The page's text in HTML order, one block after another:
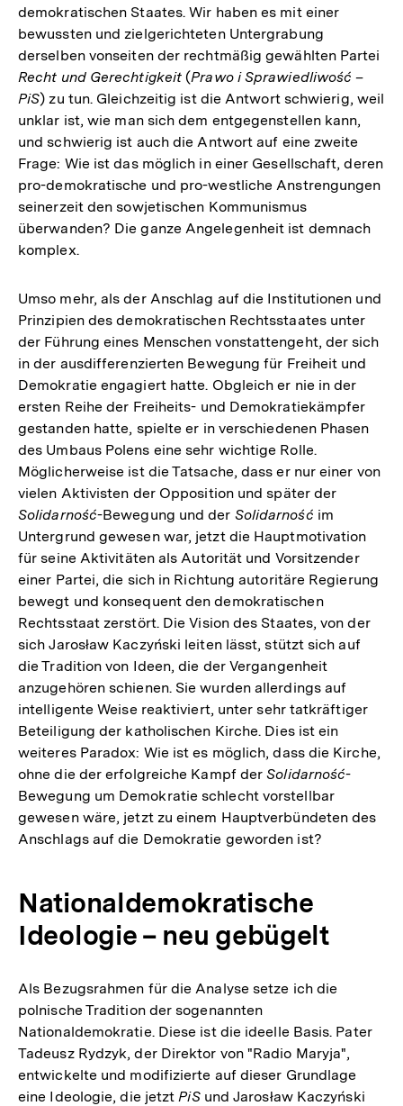
demokratischen Staates. Wir haben es mit einer
bewussten und zielgerichteten Untergrabung
derselben vonseiten der rechtmäßig gewählten Partei
Recht und Gerechtigkeit (Prawo i Sprawiedliwość –
PiS) zu tun. Gleichzeitig ist die Antwort schwierig, weil
unklar ist, wie man sich dem entgegenstellen kann,
und schwierig ist auch die Antwort auf eine zweite
Frage: Wie ist das möglich in einer Gesellschaft, deren
pro-demokratische und pro-westliche Anstrengungen
seinerzeit den sowjetischen Kommunismus
überwanden? Die ganze Angelegenheit ist demnach
komplex.
Umso mehr, als der Anschlag auf die Institutionen und
Prinzipien des demokratischen Rechtsstaates unter
der Führung eines Menschen vonstattengeht, der sich
in der ausdifferenzierten Bewegung für Freiheit und
Demokratie engagiert hatte. Obgleich er nie in der
ersten Reihe der Freiheits- und Demokratiekämpfer
gestanden hatte, spielte er in verschiedenen Phasen
des Umbaus Polens eine sehr wichtige Rolle.
Möglicherweise ist die Tatsache, dass er nur einer von
vielen Aktivisten der Opposition und später der
Solidarność-Bewegung und der Solidarność im
Untergrund gewesen war, jetzt die Hauptmotivation
für seine Aktivitäten als Autorität und Vorsitzender
einer Partei, die sich in Richtung autoritäre Regierung
bewegt und konsequent den demokratischen
Rechtsstaat zerstört. Die Vision des Staates, von der
sich Jarosław Kaczyński leiten lässt, stützt sich auf
die Tradition von Ideen, die der Vergangenheit
anzugehören schienen. Sie wurden allerdings auf
intelligente Weise reaktiviert, unter sehr tatkräftiger
Beteiligung der katholischen Kirche. Dies ist ein
weiteres Paradox: Wie ist es möglich, dass die Kirche,
ohne die der erfolgreiche Kampf derSolidarność-
Bewegung um Demokratie schlecht vorstellbar
gewesen wäre, jetzt zu einem Hauptverbündeten des
Anschlags auf die Demokratie geworden ist?
Nationaldemokratische
Ideologie – neu gebügelt
Als Bezugsrahmen für die Analyse setze ich die
polnische Tradition der sogenannten
Nationaldemokratie. Diese ist die ideelle Basis. Pater
Tadeusz Rydzyk, der Direktor von "Radio Maryja",
entwickelte und modifizierte auf dieser Grundlage
eine Ideologie, die jetztPiSund Jarosław Kaczyński